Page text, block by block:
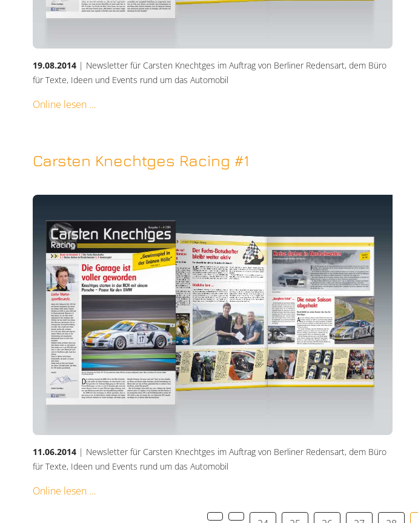
19.08.2014 | Newsletter für Carsten Knechtges im Auftrag von Berliner Redensart, dem Büro
für Texte, Ideen und Events rund um das Automobil
Online lesen
Carsten Knechtges Racing #1
11.06.2014 | Newsletter für Carsten Knechtges im Auftrag von Berliner Redensart, dem Büro
für Texte, Ideen und Events rund um das Automobil
Online lesen